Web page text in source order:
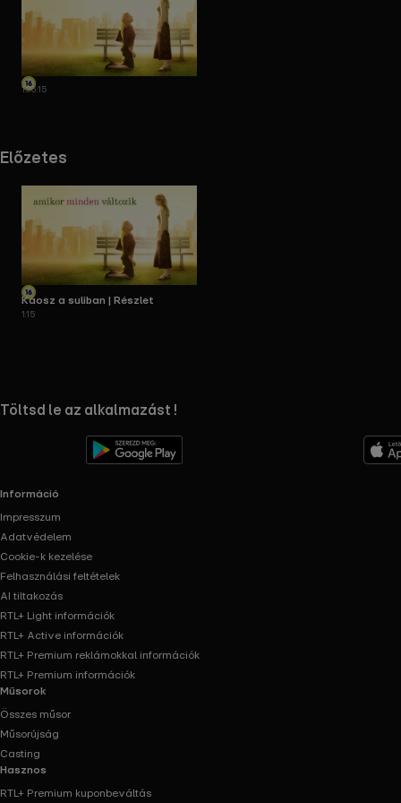
1:36:15
Előzetes
Káosz a suliban | Részlet
1:15
RTL+ useful links.
Töltsd le az alkalmazást !
Információ
Impresszum
Adatvédelem
Cookie-k kezelése
Felhasználási feltételek
AI tiltakozás
RTL+ Light információk
RTL+ Active információk
RTL+ Premium reklámokkal információk
RTL+ Premium információk
Műsorok
Összes műsor
Műsorújság
Casting
Hasznos
RTL+ Premium kuponbeváltás